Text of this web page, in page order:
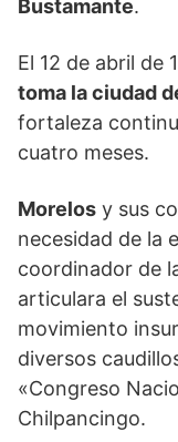
Bustamante.
El 12 de abril de
toma la ciudad
fortaleza
cuatro meses.
Morelos y sus
necesidad de la
coordinador de
articulara el
movimiento
diversos
«Congreso
Chilpancingo.